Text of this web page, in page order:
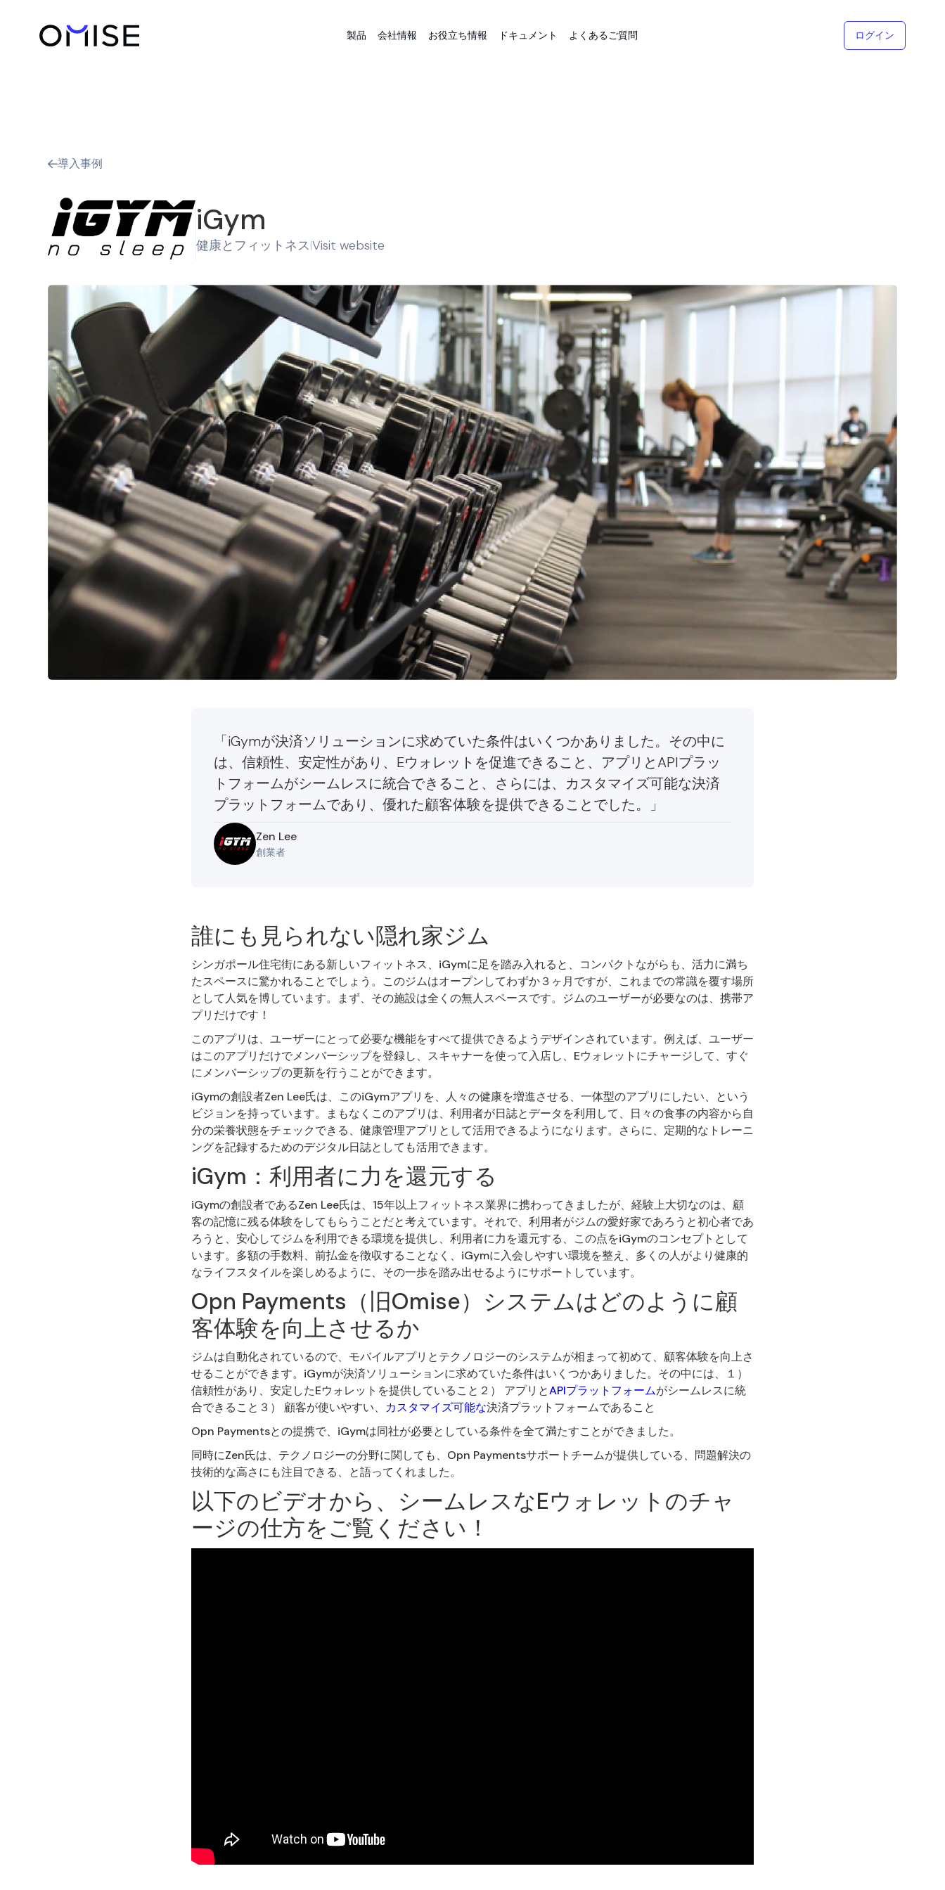
製品 会社情報 お役立ち情報 ドキュメント よくあるご質問 ログイン
導入事例
iGym
健康とフィットネス|Visit website
「iGymが決済ソリューションに求めていた条件はいくつかありました。その中に
は、信頼性、安定性があり、Eウォレットを促進できること、アプリとAPIプラッ
トフォームがシームレスに統合できること、さらには、カスタマイズ可能な決済
プラットフォームであり、優れた顧客体験を提供できることでした。」
Zen Lee
創業者
誰にも見られない隠れ家ジム
シンガポール住宅街にある新しいフィットネス、iGymに足を踏み入れると、コンパクトながらも、活力に満ち
たスペースに驚かれることでしょう。このジムはオープンしてわずか３ヶ月ですが、これまでの常識を覆す場所
として人気を博しています。まず、その施設は全くの無人スペースです。ジムのユーザーが必要なのは、携帯ア
プリだけです！
このアプリは、ユーザーにとって必要な機能をすべて提供できるようデザインされています。例えば、ユーザー
はこのアプリだけでメンバーシップを登録し、スキャナーを使って入店し、Eウォレットにチャージして、すぐ
にメンバーシップの更新を行うことができます。
iGymの創設者Zen Lee氏は、このiGymアプリを、人々の健康を増進させる、一体型のアプリにしたい、という
ビジョンを持っています。まもなくこのアプリは、利用者が日誌とデータを利用して、日々の食事の内容から自
分の栄養状態をチェックできる、健康管理アプリとして活用できるようになります。さらに、定期的なトレーニ
ングを記録するためのデジタル日誌としても活用できます。
iGym：利用者に力を還元する
iGymの創設者であるZen Lee氏は、15年以上フィットネス業界に携わってきましたが、経験上大切なのは、顧
客の記憶に残る体験をしてもらうことだと考えています。それで、利用者がジムの愛好家であろうと初心者であ
ろうと、安心してジムを利用できる環境を提供し、利用者に力を還元する、この点をiGymのコンセプトとして
います。多額の手数料、前払金を徴収することなく、iGymに入会しやすい環境を整え、多くの人がより健康的
なライフスタイルを楽しめるように、その一歩を踏み出せるようにサポートしています。
Opn Payments（旧Omise）システムはどのように顧
客体験を向上させるか
ジムは自動化されているので、モバイルアプリとテクノロジーのシステムが相まって初めて、顧客体験を向上さ
せることができます。iGymが決済ソリューションに求めていた条件はいくつかありました。その中には、１）
信頼性があり、安定したEウォレットを提供していること２） アプリとAPIプラットフォームがシームレスに統
合できること３） 顧客が使いやすい、 カスタマイズ可能な決済プラットフォームであること
Opn Paymentsとの提携で、iGymは同社が必要としている条件を全て満たすことができました。
同時にZen氏は、テクノロジーの分野に関しても、Opn Paymentsサポートチームが提供している、問題解決の
技術的な高さにも注目できる、と語ってくれました。
以下のビデオから、シームレスなEウォレットのチャ
ージの仕方をご覧ください！